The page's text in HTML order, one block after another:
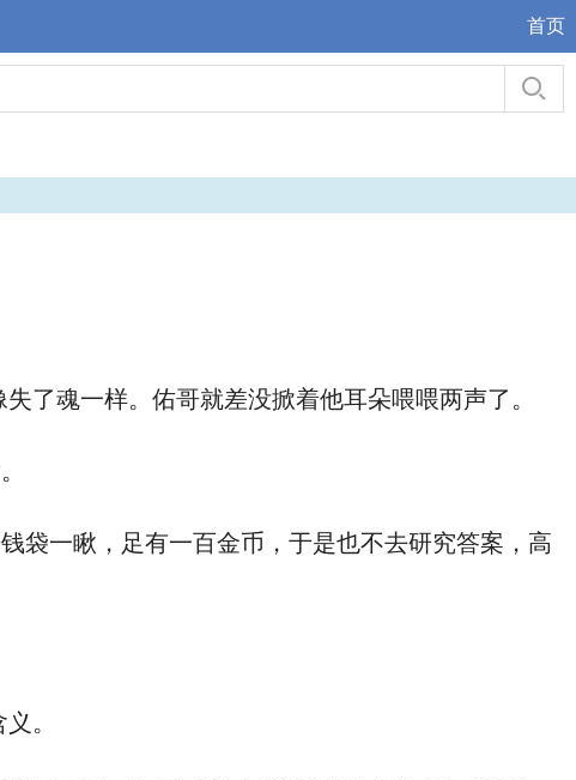
首页
魂一样。佑哥就差没掀着他耳朵喂喂两声了。
一瞅，足有一百金币，于是也不去研究答案，高
。